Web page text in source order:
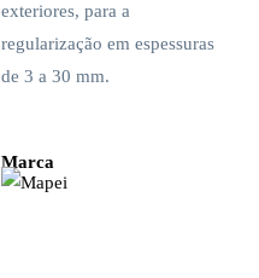
exteriores, para a
regularização em espessuras
de 3 a 30 mm.
Marca